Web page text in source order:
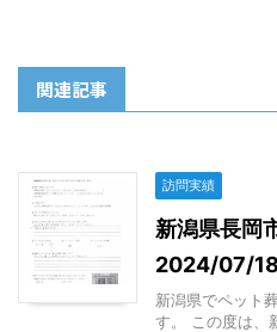
関連記事
訪問実績
新潟県長岡
2024/07/18
新潟県でペット
す。 この度は、